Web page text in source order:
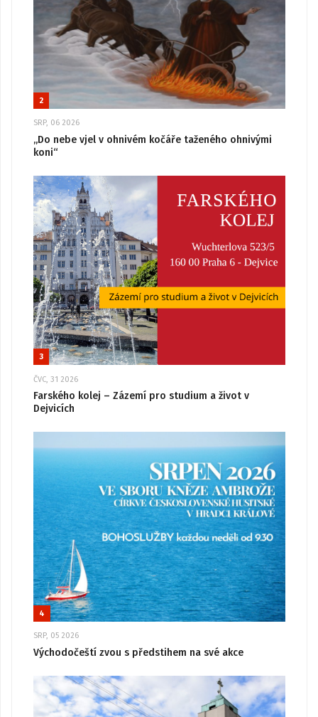
2
SRP, 06 2026
„Do nebe vjel v ohnivém kočáře taženého ohnivými
koni“
3
ČVC, 31 2026
Farského kolej – Zázemí pro studium a život v
Dejvicích
4
SRP, 05 2026
Východočeští zvou s předstihem na své akce